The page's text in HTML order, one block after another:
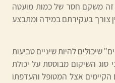
זה משקם חסר של כמות מועטה
צורך בעקירתם במידה ומתבצע
שיכולים להיות שיניים טביעות
סוג השיקום מבוססת על יכולת
אצל המטופל והעדפתו